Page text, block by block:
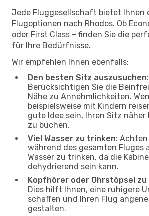
Jede Fluggesellschaft bietet Ihnen
Flugoptionen nach Rhodos. Ob
oder First Class – finden Sie die
für Ihre Bedürfnisse.
Wir empfehlen Ihnen ebenfalls:
Den besten Sitz auszusuchen:
Berücksichtigen Sie die
Nähe zu Annehmlichkeiten.
beispielsweise mit Kindern
gute Idee sein, Ihren Sitz näher
zu buchen.
Viel Wasser zu trinken:
während des gesamten Fluges
Wasser zu trinken, da die
dehydrierend sein kann.
Kopfhörer oder Ohrstöpsel zu
Dies hilft Ihnen, eine ruhigere
schaffen und Ihren Flug
gestalten.